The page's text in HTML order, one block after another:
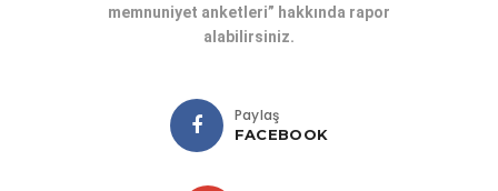
memnuniyet anketleri” hakkında rapor
alabilirsiniz.
Paylaş
FACEBOOK